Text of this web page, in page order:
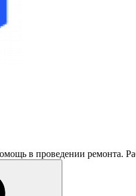
в проведении ремонта.